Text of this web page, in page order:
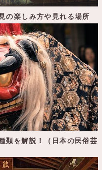
の楽しみ方や見れる場所
類を解説！（日本の民俗芸